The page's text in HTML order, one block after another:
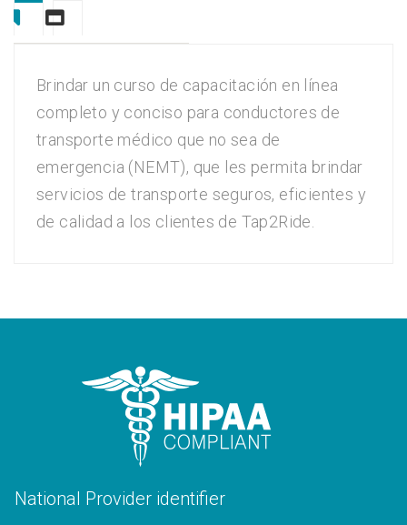
OverviewCurriculum
Brindar un curso de capacitación en línea
completo y conciso para conductores de
transporte médico que no sea de
emergencia (NEMT), que les permita brindar
servicios de transporte seguros, eficientes y
de calidad a los clientes de Tap2Ride.
National Provider identifier